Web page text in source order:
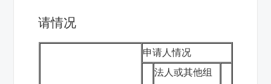
请情况
申请人情况
法人或其他组